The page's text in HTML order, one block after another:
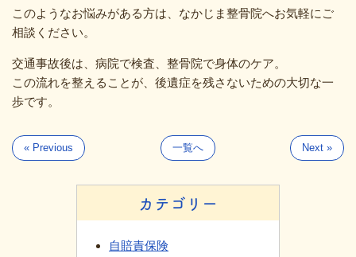
このようなお悩みがある方は、なかじま整骨院へお気軽にご
相談ください。
交通事故後は、病院で検査、整骨院で身体のケア。
この流れを整えることが、後遺症を残さないための大切な一
歩です。
« Previous 一覧へ Next »
カテゴリー
自賠責保険